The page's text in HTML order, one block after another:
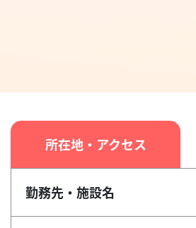
所在地・アクセス
勤務先・施設名